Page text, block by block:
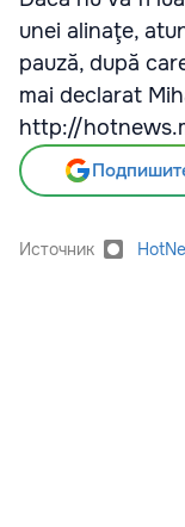
unei alinaţe,
pauză, după
mai declarat
http://
Источник